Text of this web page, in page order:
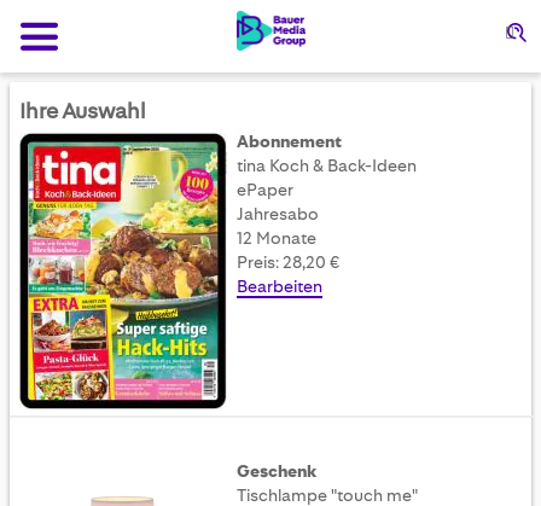
Ihre Auswahl
Abonnement
tina Koch & Back-Ideen
ePaper
Jahresabo
12 Monate
Preis: 28,20 €
Bearbeiten
Geschenk
Tischlampe "touch me"